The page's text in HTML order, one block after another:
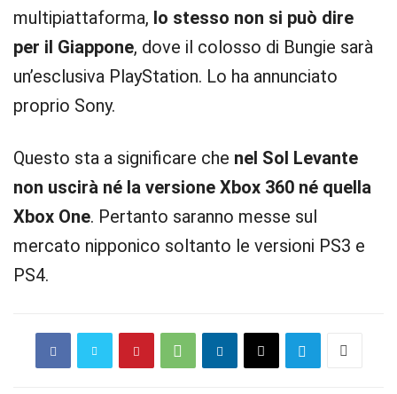
multipiattaforma, lo stesso non si può dire
per il Giappone, dove il colosso di Bungie sarà
un’esclusiva PlayStation. Lo ha annunciato
proprio Sony.
Questo sta a significare che nel Sol Levante
non uscirà né la versione Xbox 360 né quella
Xbox One. Pertanto saranno messe sul
mercato nipponico soltanto le versioni PS3 e
PS4.